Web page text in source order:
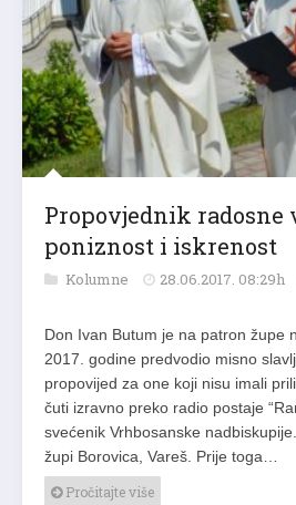
Propovjednik radosne
poniznost i iskrenost
Kolumne 28.06.2017. 08:29h
Don Ivan Butum je na patron župe
2017. godine predvodio misno
propovijed za one koji nisu imali
čuti izravno preko radio postaje
svećenik Vrhbosanske
župi Borovica, Vareš. Prije toga…
Pročitajte više